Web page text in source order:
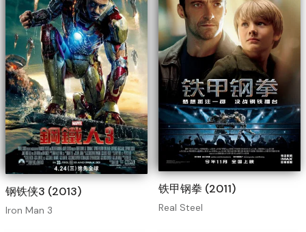
钢铁侠3 (2013)
Iron Man 3
铁甲钢拳 (2011)
Real Steel